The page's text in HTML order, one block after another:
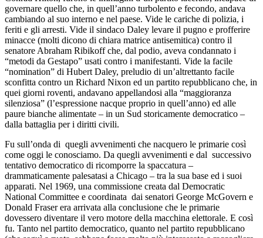
governare quello che, in quell’anno turbolento e fecondo, andava
cambiando al suo interno e nel paese. Vide le cariche di polizia, i
feriti e gli arresti. Vide il sindaco Daley levare il pugno e profferire
minacce (molti dicono di chiara matrice antisemitica) contro il
senatore Abraham Ribikoff che, dal podio, aveva condannato i
“metodi da Gestapo” usati contro i manifestanti. Vide la facile
“nomination” di Hubert Daley, preludio di un’altrettanto facile
sconfitta contro un Richard Nixon ed un partito repubblicano che, in
quei giorni roventi, andavano appellandosi alla “maggioranza
silenziosa” (l’espressione nacque proprio in quell’anno) ed alle
paure bianche alimentate – in un Sud storicamente democratico –
dalla battaglia per i diritti civili.
Fu sull’onda di quegli avvenimenti che nacquero le primarie così
come oggi le conosciamo. Da quegli avvenimenti e dal successivo
tentativo democratico di ricomporre la spaccatura –
drammaticamente palesatasi a Chicago – tra la sua base ed i suoi
apparati. Nel 1969, una commissione creata dal Democratic
National Committee e coordinata dai senatori George McGovern e
Donald Fraser era arrivata alla conclusione che le primarie
dovessero diventare il vero motore della macchina elettorale. E così
fu. Tanto nel partito democratico, quanto nel partito repubblicano